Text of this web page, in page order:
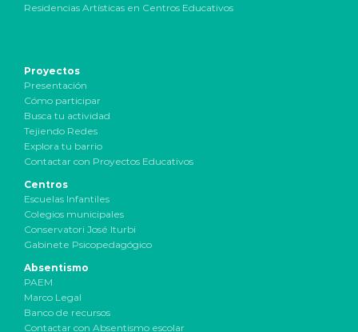
Residencias Artísticas en Centros Educativos
Proyectos
Presentación
Cómo participar
Busca tu actividad
Tejiendo Redes
Explora tu barrio
Contactar con Proyectos Educativos
Centros
Escuelas Infantiles
Colegios municipales
Conservatori José Iturbi
Gabinete Psicopedagógico
Absentismo
PAEM
Marco Legal
Banco de recursos
Contactar con Absentismo escolar